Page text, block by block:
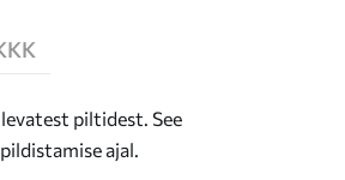
piltidest. See
ajal.